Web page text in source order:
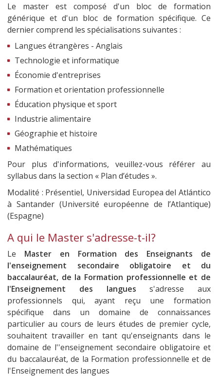
Le master est composé d'un bloc de formation
générique et d'un bloc de formation spécifique. Ce
dernier comprend les spécialisations suivantes :
Langues étrangères - Anglais
Technologie et informatique
Économie d'entreprises
Formation et orientation professionnelle
Éducation physique et sport
Industrie alimentaire
Géographie et histoire
Mathématiques
Pour plus d'informations, veuillez-vous référer au
syllabus dans la section « Plan d’études ».
Modalité : Présentiel, Universidad Europea del Atlántico
à Santander (Université européenne de l’Atlantique)
(Espagne)
A qui le Master s'adresse-t-il?
Le Master en Formation des Enseignants de
l'enseignement secondaire obligatoire et du
baccalauréat, de la Formation professionnelle et de
l'Enseignement des langues s'adresse aux
professionnels qui, ayant reçu une formation
spécifique dans un domaine de connaissances
particulier au cours de leurs études de premier cycle,
souhaitent travailler en tant qu'enseignants dans le
domaine de l''enseignement secondaire obligatoire et
du baccalauréat, de la Formation professionnelle et de
l'Enseignement des langues